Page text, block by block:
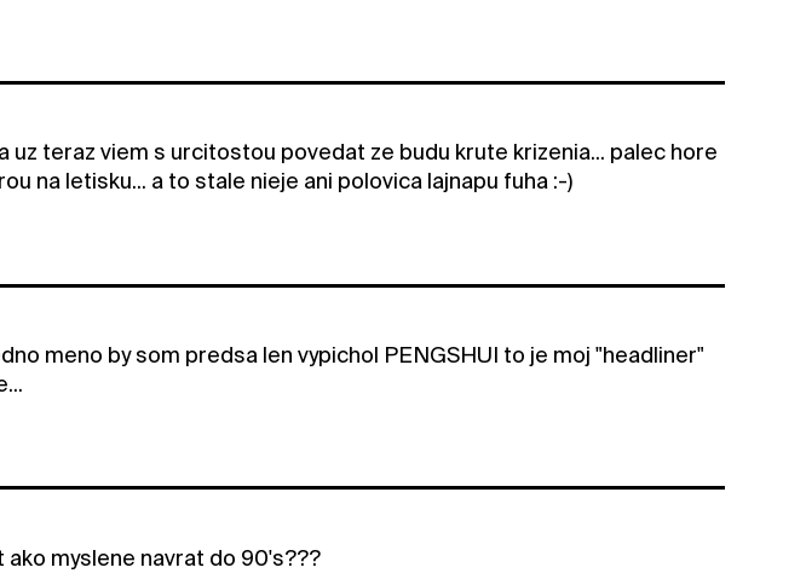
uz teraz viem s urcitostou povedat ze budu krute krizenia... palec hore
na letisku... a to stale nieje ani polovica lajnapu fuha :-)
meno by som predsa len vypichol PENGSHUI to je moj "headliner"
ako myslene navrat do 90's???